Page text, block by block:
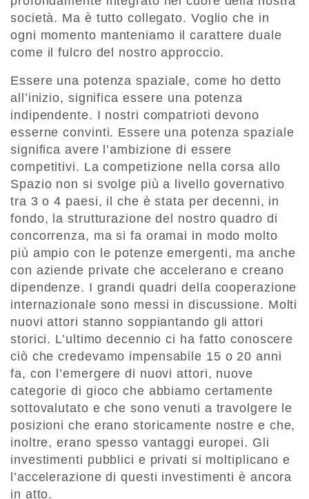
società. Ma è tutto collegato. Voglio che in
ogni momento manteniamo il carattere duale
come il fulcro del nostro approccio.
Essere una potenza spaziale, come ho detto
all’inizio, significa essere una potenza
indipendente. I nostri compatrioti devono
esserne convinti. Essere una potenza spaziale
significa avere l’ambizione di essere
competitivi. La competizione nella corsa allo
Spazio non si svolge più a livello governativo
tra 3 o 4 paesi, il che è stata per decenni, in
fondo, la strutturazione del nostro quadro di
concorrenza, ma si fa oramai in modo molto
più ampio con le potenze emergenti, ma anche
con aziende private che accelerano e creano
dipendenze. I grandi quadri della cooperazione
internazionale sono messi in discussione. Molti
nuovi attori stanno soppiantando gli attori
storici. L’ultimo decennio ci ha fatto conoscere
ciò che credevamo impensabile 15 o 20 anni
fa, con l’emergere di nuovi attori, nuove
categorie di gioco che abbiamo certamente
sottovalutato e che sono venuti a travolgere le
posizioni che erano storicamente nostre e che,
inoltre, erano spesso vantaggi europei. Gli
investimenti pubblici e privati si moltiplicano e
l’accelerazione di questi investimenti è ancora
in atto.